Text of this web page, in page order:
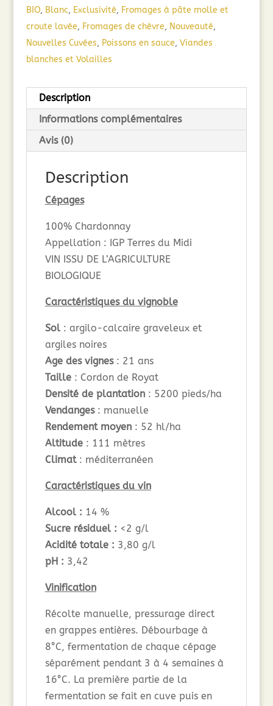
BIO, Blanc, Exclusivité, Fromages à pâte molle et
croute lavée, Fromages de chèvre, Nouveauté,
Nouvelles Cuvées, Poissons en sauce, Viandes
blanches et Volailles
Description
Informations complémentaires
Avis (0)
Description
Cépages
100% Chardonnay
Appellation : IGP Terres du Midi
VIN ISSU DE L’AGRICULTURE
BIOLOGIQUE
Caractéristiques du vignoble
Sol: argilo-calcaire graveleux et
argiles noires
Age des vignes: 21 ans
Taille: Cordon de Royat
Densité de plantation: 5200 pieds/ha
Vendanges: manuelle
Rendement moyen: 52 hl/ha
Altitude: 111 mètres
Climat: méditerranéen
Caractéristiques du vin
Alcool : 14 %
Sucre résiduel : <2 g/l
Acidité totale : 3,80 g/l
pH : 3,42
Vinification
Récolte manuelle, pressurage direct
en grappes entières. Débourbage à
8°C, fermentation de chaque cépage
séparément pendant 3 à 4 semaines à
16°C. La première partie de la
fermentation se fait en cuve puis en